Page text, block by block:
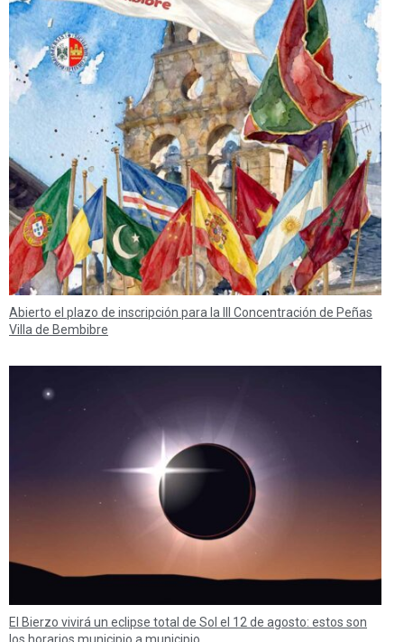
Abierto el plazo de inscripción para la III Concentración de Peñas
Villa de Bembibre
El Bierzo vivirá un eclipse total de Sol el 12 de agosto: estos son